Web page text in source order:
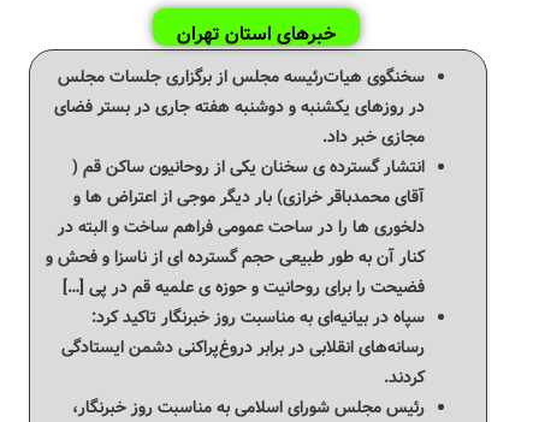
خبرهای استان تهران
سخنگوی هیات‌رئیسه مجلس از برگزاری جلسات مجلس
در روزهای یکشنبه و دوشنبه هفته جاری در بستر فضای
مجازی خبر داد.
انتشار گسترده ی سخنان یکی از روحانیون ساکن قم (
آقای محمدباقر خرازی) بار دیگر موجی از اعتراض ها و
دلخوری ها را در ساحت عمومی فراهم ساخت و البته در
کنار آن به طور طبیعی حجم گسترده ای از ناسزا و فحش و
فضیحت را برای روحانیت و حوزه ی علمیه قم در پی […]
سپاه در بیانیه‌ای به مناسبت روز خبرنگار تاکید کرد:
رسانه‌های انقلابی در برابر دروغ‌پراکنی دشمن ایستادگی
کردند.
رئیس مجلس شورای اسلامی به مناسبت روز خبرنگار،